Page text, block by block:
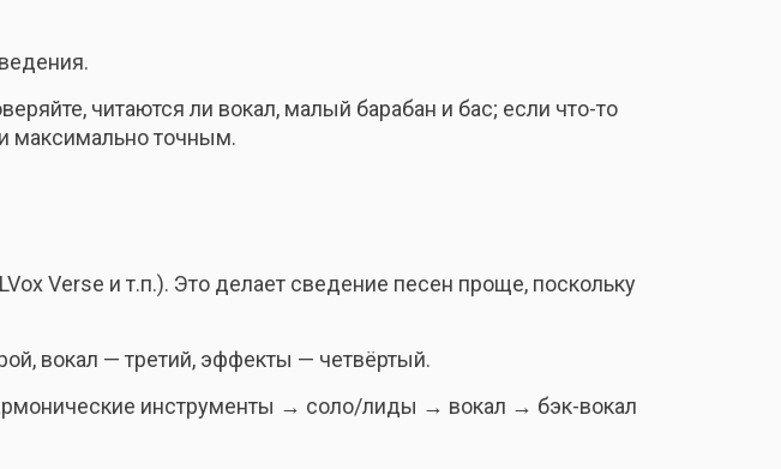
читаются ли вокал, малый барабан и бас; если что-то
максимально точным.
Verse и т.п.). Это делает сведение песен проще, поскольку
вокал — третий, эффекты — четвёртый.
инструменты → соло/лиды → вокал → бэк-вокал